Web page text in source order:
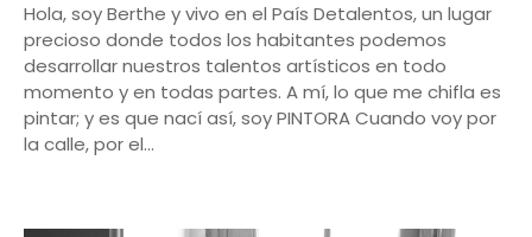
Hola, soy Berthe y vivo en el País Detalentos, un lugar
precioso donde todos los habitantes podemos
desarrollar nuestros talentos artísticos en todo
momento y en todas partes. A mí, lo que me chifla es
pintar; y es que nací así, soy PINTORA Cuando voy por
la calle, por el…